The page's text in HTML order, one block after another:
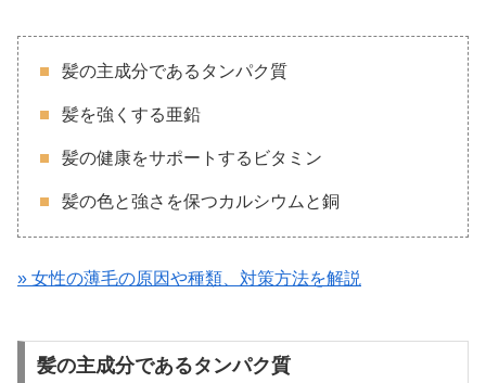
髪の主成分であるタンパク質
髪を強くする亜鉛
髪の健康をサポートするビタミン
髪の色と強さを保つカルシウムと銅
» 女性の薄毛の原因や種類、対策方法を解説
髪の主成分であるタンパク質